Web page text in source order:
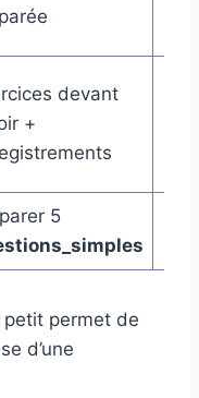
devant
+
5
permet de
d’une